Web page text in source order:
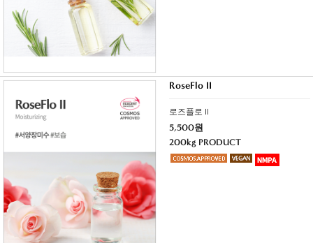
RoseFlo II
로즈플로 II
5,500원
200kg PRODUCT